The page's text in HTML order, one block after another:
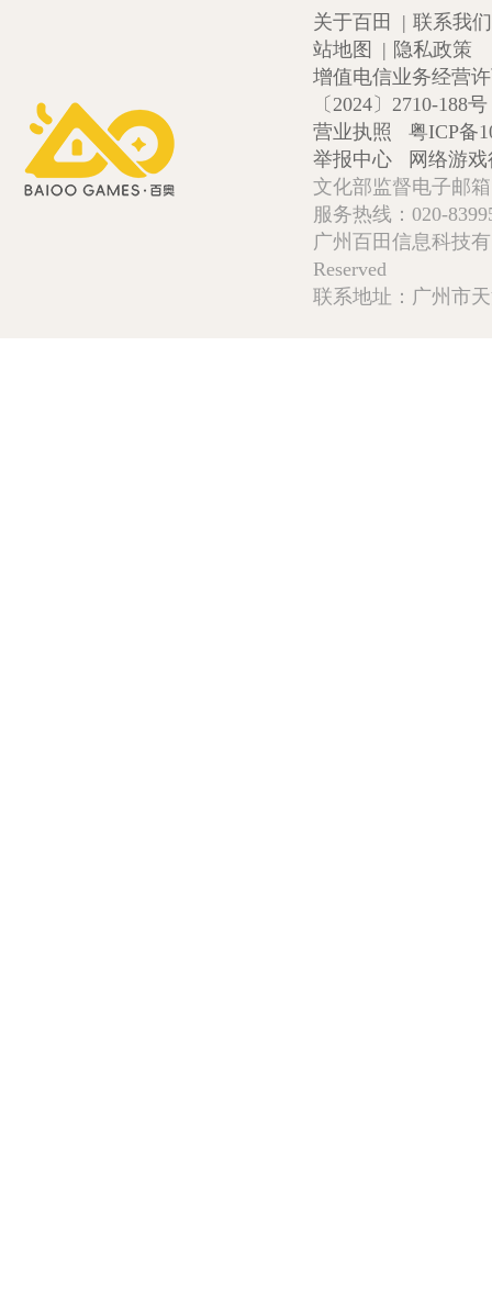
关于百田 | 联系我们
站地图
| 隐私政策
增值电信业务经营
〔2024〕2710-188号
营业执照
粤ICP备
举报中心
网络游
文化部监督电子邮
服务热线：020-
广州百田信息科技
Reserved
联系地址：广州市